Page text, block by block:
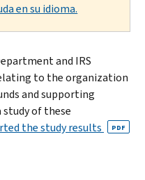
en su idioma.
and IRS
to the organization
and supporting
of these
the study results PDF